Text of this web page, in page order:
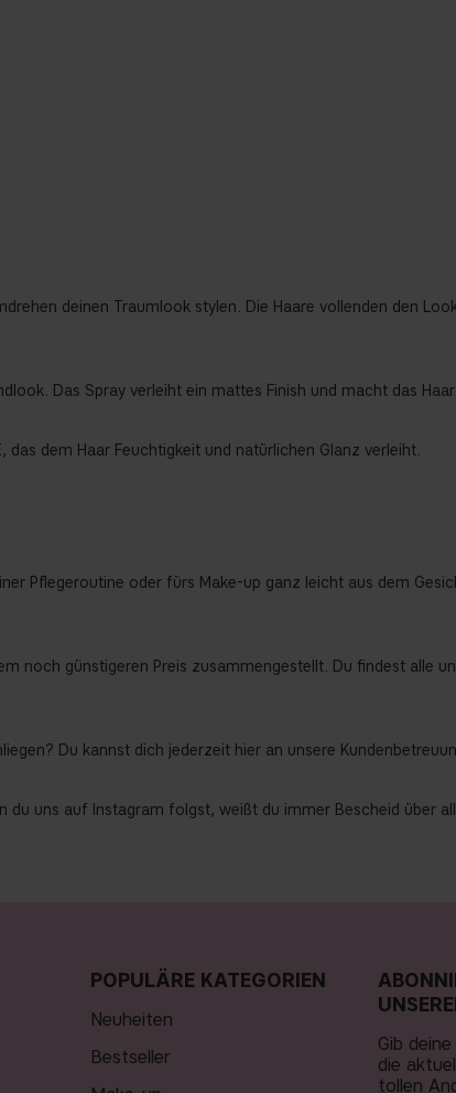
deinen Traumlook stylen. Die Haare vollenden den
Das Spray verleiht ein mattes Finish und macht das
dem Haar Feuchtigkeit und natürlichen Glanz verleiht.
Pflegeroutine oder fürs Make-up ganz leicht aus dem
noch günstigeren Preis zusammengestellt. Du findest alle
Du kannst dich jederzeit hier an unsere
uns auf Instagram folgst, weißt du immer Bescheid über
POPULÄRE KATEGORIEN
neuheiten
bestseller
Gib
die
tollen